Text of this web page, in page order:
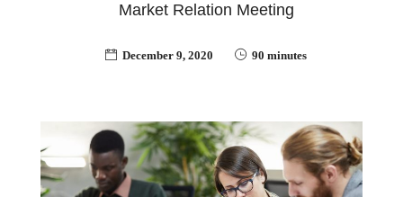
Market Relation Meeting
December 9, 2020 90 minutes